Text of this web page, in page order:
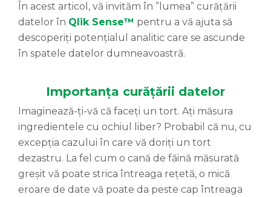
În acest articol, vă invităm în ”lumea” curățării
datelor în Qlik Sense™ pentru a vă ajuta să
descoperiți potențialul analitic care se ascunde
în spatele datelor dumneavoastră.
Importanța curățării datelor
Imaginează-ți-vă că faceți un tort. Ați măsura
ingredientele cu ochiul liber? Probabil că nu, cu
excepția cazului în care vă doriți un tort
dezastru. La fel cum o cană de făină măsurată
greșit vă poate strica întreaga rețetă, o mică
eroare de date vă poate da peste cap întreaga